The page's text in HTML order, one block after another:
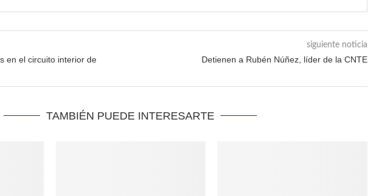
en el circuito interior de
siguiente noticia
Detienen a Rubén Núñez, líder de la CNTE
TAMBIÉN PUEDE INTERESARTE